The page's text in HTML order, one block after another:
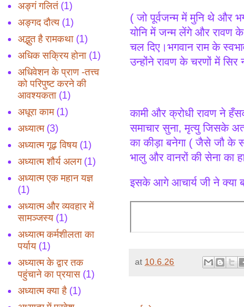
( जो पूर्वजन्म में मुनि थे और
योनि में जन्म लेंगे और रावण
चल दिए।भगवान राम के
उन्होंने रावण के चरणों में सिर
कामी और क्रोधी रावण ने
समाचार सुना, मृत्यु जिसके
का कीड़ा बनेगा ( जैसे जौ के
भालु और वानरों की सेना का
इसके आगे आचार्य जी ने क्या
at 10.6.26
अङ्गं गलितं (1)
अङ्गद दौत्य (1)
अद्भुत है रामकथा (1)
अधिक सक्रिय होना (1)
अधिवेशन के प्राण -तत्त्व
को परिपुष्ट करने की
आवश्यकता (1)
अधूरा काम (1)
अध्यात्म (3)
अध्यात्म गूढ़ विषय (1)
अध्यात्म शौर्य अलग (1)
अध्यात्म एक महान यज्ञ
(1)
अध्यात्म और व्यवहार में
सामञ्जस्य (1)
अध्यात्म कर्मशीलता का
पर्याय (1)
अध्यात्म के द्वार तक
पहुंचाने का प्रयास (1)
अध्यात्म क्या है (1)